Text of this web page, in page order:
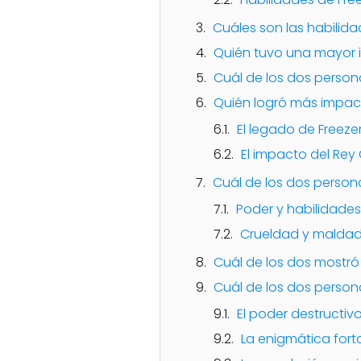
Cuáles son las
Quién tuvo una mayor
Cuál de los dos
Quién logró más
El legado de
El impacto del Rey
Cuál de los dos
Poder y habilidades
Crueldad y
Cuál de los dos
Cuál de los dos
El poder
La enigmática